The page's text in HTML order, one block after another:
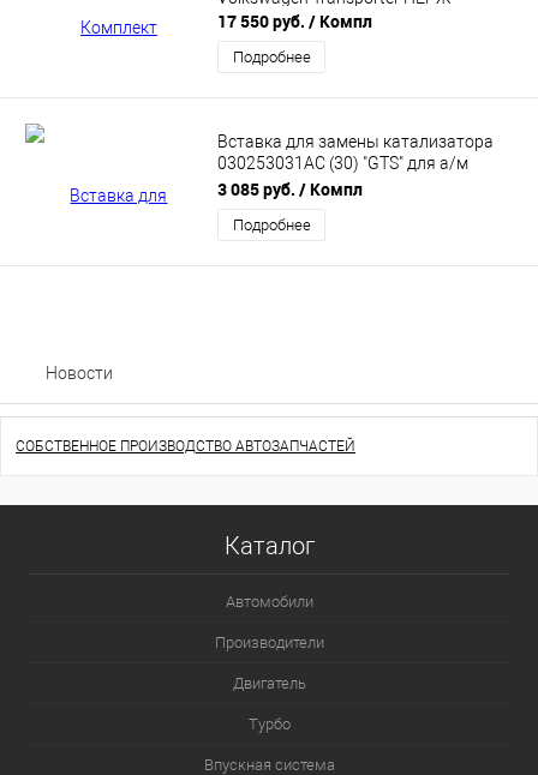
17 550 руб. / Компл
Подробнее
Вставка для замены катализатора
030253031АС (30) "GTS" для а/м
Volkswagen Polo 1,4L (1999-2003 г.в)
ES-01636
3 085 руб. / Компл
Подробнее
Новости
СОБСТВЕННОЕ ПРОИЗВОДСТВО АВТОЗАПЧАСТЕЙ
Каталог
Автомобили
Производители
Двигатель
Турбо
Впускная система